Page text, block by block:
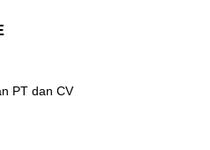
PT dan CV